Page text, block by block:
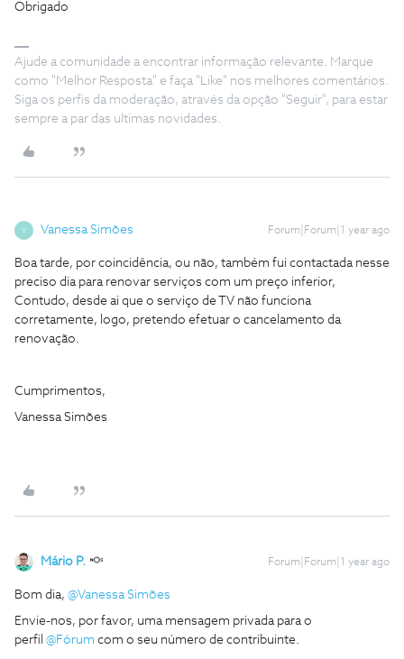
Obrigado
Ajude a comunidade a encontrar informação relevante. Marque
como "Melhor Resposta" e faça "Like" nos melhores comentários.
Siga os perfis da moderação, através da opção "Seguir", para estar
sempre a par das ultimas novidades.
V Vanessa Simões Forum|Forum|1 year ago
Boa tarde, por coincidência, ou não, também fui contactada nesse
preciso dia para renovar serviços com um preço inferior,
Contudo, desde ai que o serviço de TV não funciona
corretamente, logo, pretendo efetuar o cancelamento da
renovação.
Cumprimentos,
Vanessa Simões
Mário P. Forum|Forum|1 year ago
Bom dia, @Vanessa Simões
Envie-nos, por favor, uma mensagem privada para o
perfil @Fórum com o seu número de contribuinte.